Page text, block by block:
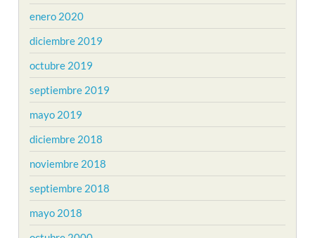
enero 2020
diciembre 2019
octubre 2019
septiembre 2019
mayo 2019
diciembre 2018
noviembre 2018
septiembre 2018
mayo 2018